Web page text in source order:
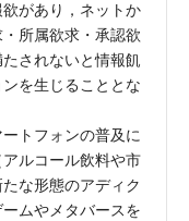
があり，ネットか
所属欲求・承認欲
されないと情報飢
を生じることとな
トフォンの普及に
ルコール飲料や市
な形態のアディク
ムやメタバースを